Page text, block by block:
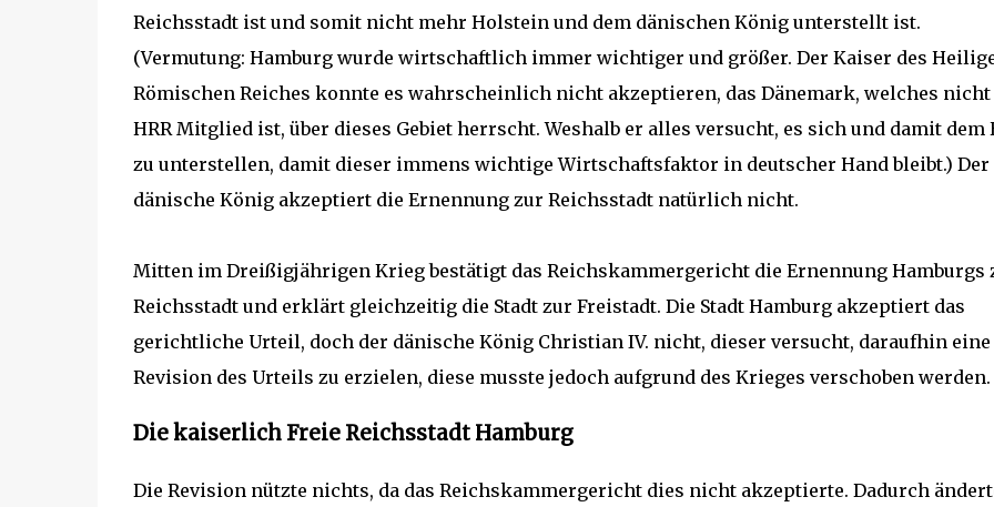
Reichsstadt ist und somit nicht mehr Holstein und dem dänischen König unterstellt ist.
(Vermutung: Hamburg wurde wirtschaftlich immer wichtiger und größer. Der Kaiser des
Römischen Reiches konnte es wahrscheinlich nicht akzeptieren, das Dänemark, welches
HRR Mitglied ist, über dieses Gebiet herrscht. Weshalb er alles versucht, es sich und damit dem
zu unterstellen, damit dieser immens wichtige Wirtschaftsfaktor in deutscher Hand bleibt.) Der
dänische König akzeptiert die Ernennung zur Reichsstadt natürlich nicht.
Mitten im Dreißigjährigen Krieg bestätigt das Reichskammergericht die Ernennung Hamburgs
Reichsstadt und erklärt gleichzeitig die Stadt zur Freistadt. Die Stadt Hamburg akzeptiert das
gerichtliche Urteil, doch der dänische König Christian IV. nicht, dieser versucht, daraufhin eine
Revision des Urteils zu erzielen, diese musste jedoch aufgrund des Krieges verschoben werden.
Die kaiserlich Freie Reichsstadt Hamburg
Die Revision nützte nichts, da das Reichskammergericht dies nicht akzeptierte. Dadurch